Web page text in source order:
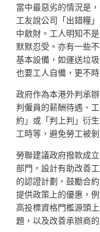
當中最惡劣的情況是
工友說公司「出錯糧
中斂財。工人明知不
默默忍受。亦有一些
基本設備，如運送垃
也要工人自備，更不
政府作為本港外判承
判僱員的薪酬待遇、
約」或「判上判」衍
工時等，避免勞工被剝
勞聯建議政府撥款成
部門，設計有助改善
的認證計劃，鼓勵合
提供政策上的優惠，
高投標資格門檻源頭
題，以及改善承辦商